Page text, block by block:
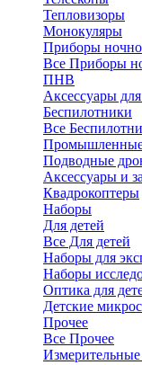
Тепловизоры
Монокуляры
Приборы
Все Приборы
ПНВ
Аксессуары
Беспилотники
Все
Подводные
Аксессуары и
Квадрокоптеры
Наборы
Для детей
Все Для детей
Наборы для
Наборы
Оптика для
Детские
Прочее
Все Прочее